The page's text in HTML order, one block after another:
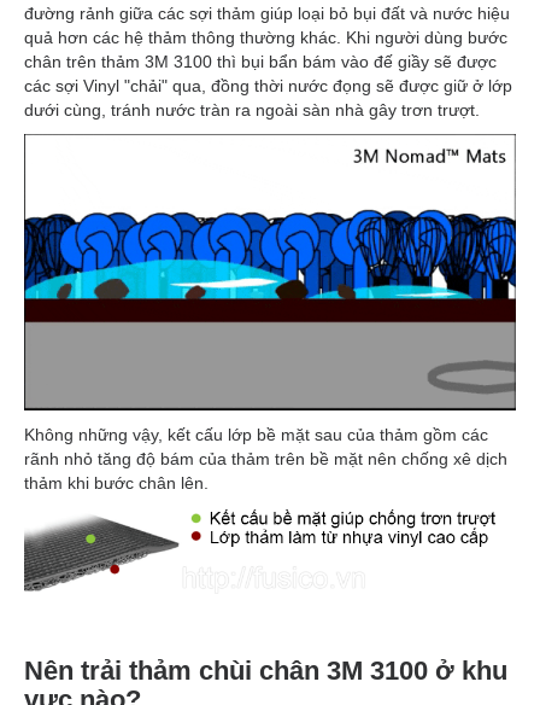
đường rảnh giữa các sợi thảm giúp loại bỏ bụi đất và nước hiệu
quả hơn các hệ thảm thông thường khác. Khi người dùng bước
chân trên thảm 3M 3100 thì bụi bẩn bám vào đế giầy sẽ được
các sợi Vinyl "chải" qua, đồng thời nước đọng sẽ được giữ ở lớp
dưới cùng, tránh nước tràn ra ngoài sàn nhà gây trơn trượt.
Không những vậy, kết cấu lớp bề mặt sau của thảm gồm các
rãnh nhỏ tăng độ bám của thảm trên bề mặt nên chống xê dịch
thảm khi bước chân lên.
Nên trải thảm chùi chân 3M 3100 ở khu